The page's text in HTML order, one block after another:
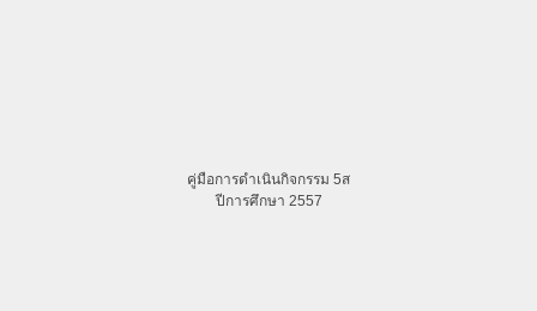
คู่มือการดำเนินกิจกรรม 5ส
ปีการศึกษา 2557